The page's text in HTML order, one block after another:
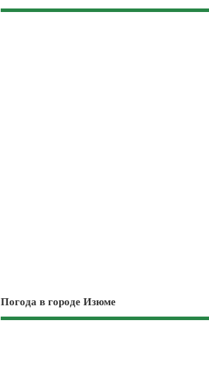
Погода в городе Изюме